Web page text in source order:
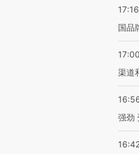
17:16
国品
17:00
渠道
强劲